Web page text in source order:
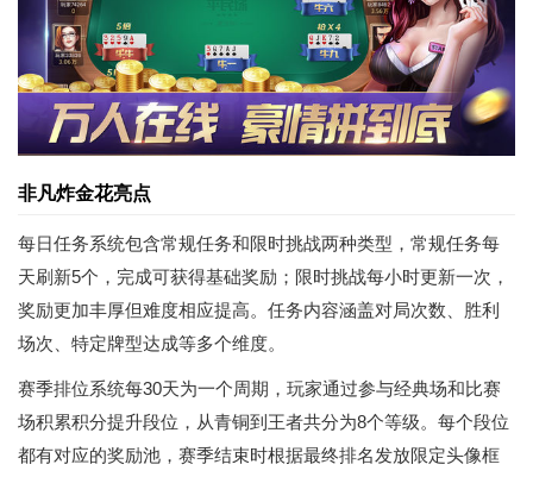
非凡炸金花亮点
每日任务系统包含常规任务和限时挑战两种类型，常规任务每
天刷新5个，完成可获得基础奖励；限时挑战每小时更新一次，
奖励更加丰厚但难度相应提高。任务内容涵盖对局次数、胜利
场次、特定牌型达成等多个维度。
赛季排位系统每30天为一个周期，玩家通过参与经典场和比赛
场积累积分提升段位，从青铜到王者共分为8个等级。每个段位
都有对应的奖励池，赛季结束时根据最终排名发放限定头像框